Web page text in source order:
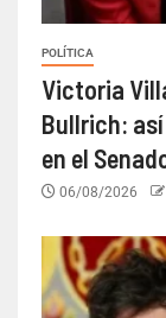
POLÍTICA
Victoria
Bullrich:
en el
06/08/2026